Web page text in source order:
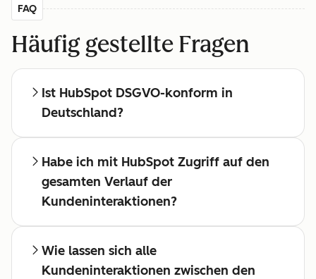
FAQ
Häufig gestellte Fragen
Ist HubSpot DSGVO-konform in
Deutschland?
Habe ich mit HubSpot Zugriff auf den
gesamten Verlauf der
Kundeninteraktionen?
Wie lassen sich alle
Kundeninteraktionen zwischen den